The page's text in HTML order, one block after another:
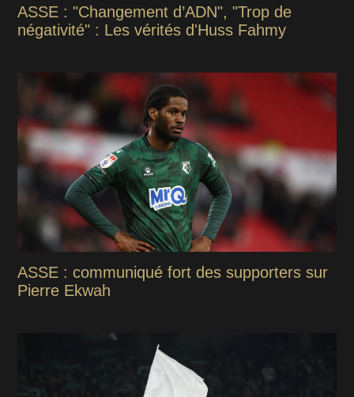
ASSE : "Changement d’ADN", "Trop de
négativité" : Les vérités d'Huss Fahmy
ASSE : communiqué fort des supporters sur
Pierre Ekwah